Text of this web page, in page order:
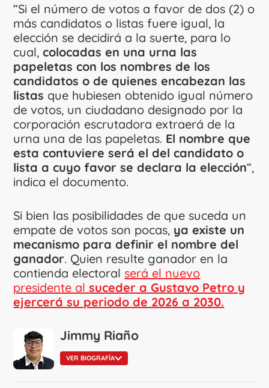
“Si el número de votos a favor de dos (2) o
más candidatos o listas fuere igual, la
elección se decidirá a la suerte, para lo
cual,colocadas en una urna las
papeletas con los nombres de los
candidatos o de quienes encabezan las
listas que hubiesen obtenido igual número
de votos, un ciudadano designado por la
corporación escrutadora extraerá de la
urna una de las papeletas. El nombre que
esta contuviere será el del candidato o
lista a cuyo favor se declara la elección“,
indica el documento.
Si bien las posibilidades de que suceda un
empate de votos son pocas, ya existe un
mecanismo para definir el nombre del
ganador. Quien resulte ganador en la
contienda electoralserá el nuevo
presidente alsuceder a Gustavo Petro y
ejercerá su periodo de 2026 a 2030.
Jimmy Riaño
VER BIOGRAFÍA